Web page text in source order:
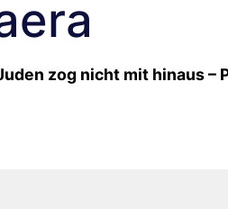
zog nicht mit hinaus –